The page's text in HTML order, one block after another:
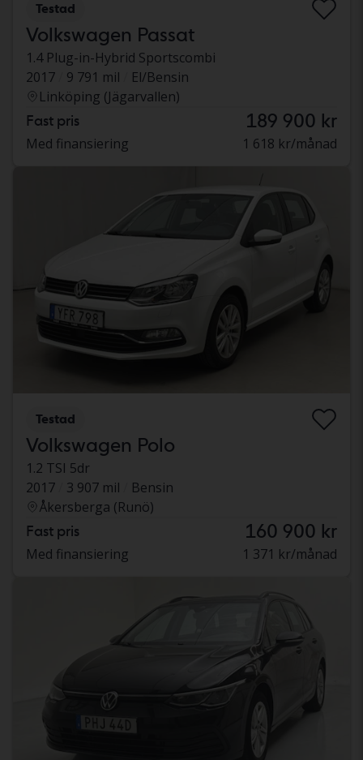
Testad
Volkswagen Passat
1.4 Plug-in-Hybrid Sportscombi
2017
9 791 mil
El/Bensin
Linköping (Jägarvallen)
Fast pris 189 900 kr
Med finansiering 1 618 kr/månad
Testad
Volkswagen Polo
1.2 TSI 5dr
2017
3 907 mil
Bensin
Åkersberga (Runö)
Fast pris 160 900 kr
Med finansiering 1 371 kr/månad